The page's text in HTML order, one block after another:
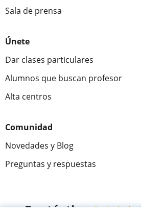
Sala de prensa
Únete
Dar clases particulares
Alumnos que buscan profesor
Alta centros
Comunidad
Novedades y Blog
Preguntas y respuestas
Fantástica